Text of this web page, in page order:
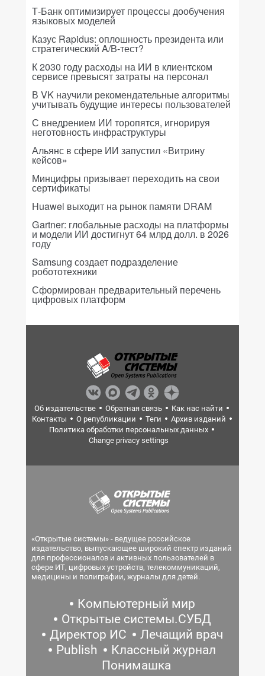
Т-Банк оптимизирует процессы дообучения
языковых моделей
Казус Rapidus: оплошность президента или
стратегический A/B-тест?
К 2030 году расходы на ИИ в клиентском
сервисе превысят затраты на персонал
В VK научили рекомендательные алгоритмы
учитывать будущие интересы пользователей
С внедрением ИИ торопятся, игнорируя
неготовность инфраструктуры
Альянс в сфере ИИ запустил «Витрину
кейсов»
Минцифры призывает переходить на свои
сертификаты
Huawei выходит на рынок памяти DRAM
Gartner: глобальные расходы на платформы
и модели ИИ достигнут 64 млрд долл. в 2026
году
Samsung создает подразделение
робототехники
Сформирован предварительный перечень
цифровых платформ
Об издательстве Обратная связь
Как нас найти
Контакты
О републикации Теги
Архив изданий
Политика обработки персональных данных
Change privacy settings
«Открытые системы» - ведущее российское
издательство, выпускающее широкий спектр изданий
для профессионалов и активных пользователей в
сфере ИТ, цифровых устройств, телекоммуникаций,
медицины и полиграфии, журналы для детей.
Компьютерный мир
Открытые системы.СУБД
Директор ИС
Лечащий врач
Publish
Классный журнал
Понимашка